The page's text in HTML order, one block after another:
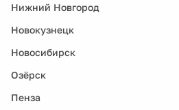
Нижний Новгород
Новокузнецк
Новосибирск
Озёрск
Пенза